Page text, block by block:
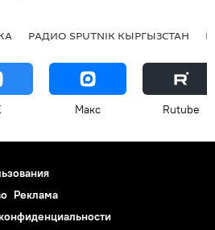
РАДИО SPUTNIK КЫРГЫЗСТАН
Макс Rutube
Реклама